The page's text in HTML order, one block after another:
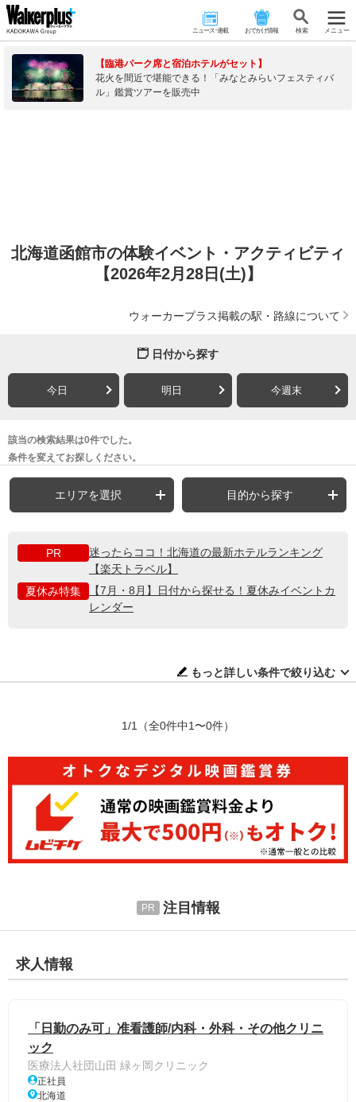
ニュース･連載 おでかけ情報 検 索 メニュー
【臨港パーク席と宿泊ホテルがセット】
花火を間近で堪能できる！「みなとみらいフェスティバ
ル」鑑賞ツアーを販売中
北海道函館市の体験イベント・アクティビティ
【2026年2月28日(土)】
ウォーカープラス掲載の駅・路線について
日付から探す
今日 明日 今週末
該当の検索結果は0件でした。
条件を変えてお探しください。
エリアを選択 目的から探す
PR
迷ったらココ！北海道の最新ホテルランキング
【楽天トラベル】
夏休み特集
【7月・8月】日付から探せる！夏休みイベントカ
レンダー
もっと詳しい条件で絞り込む
1/1 （全0件中1〜0件）
注目情報
求人情報
「日勤のみ可」准看護師/内科・外科・その他クリニ
ック
医療法人社団山田 緑ヶ岡クリニック
正社員
北海道